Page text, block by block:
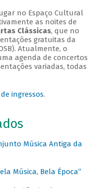
no Espaço Cultural
as noites de
Clássicas, que no
gratuitas da
Atualmente, o
agenda de concertos
variadas, todas
ingressos.
Música Antiga da
Música, Bela Época”